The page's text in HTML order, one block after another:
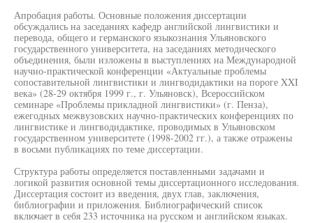
Апробация работы. Основные положения диссертации
обсуждались на заседаниях кафедр английской лингвистики и
перевода, общего и германского языкознания Ульяновского
государственного университета, на заседаниях методического
объединения, были изложены в выступлениях на Международной
научно-практической конференции «Актуальные проблемы
сопоставительной лингвистики и лингводидактики на пороге XXI
века» (28-29 октября 1999 г., г. Ульяновск), Всероссийском
семинаре «Проблемы прикладной лингвистики» (г. Пенза),
ежегодных межвузовских научно-практических конференциях по
лингвистике и лингводидактике, проводимых в Ульяновском
государственном университете (1998-2002 гг.), а также отражены
в восьми публикациях по теме диссертации.
Структура работы определяется поставленными задачами и
логикой развития основной темы диссертационного исследования.
Диссертация состоит из введения, двух глав, заключения,
библиографии и приложения. Библиографический список
включает в себя 233 источника на русском и английском языках.